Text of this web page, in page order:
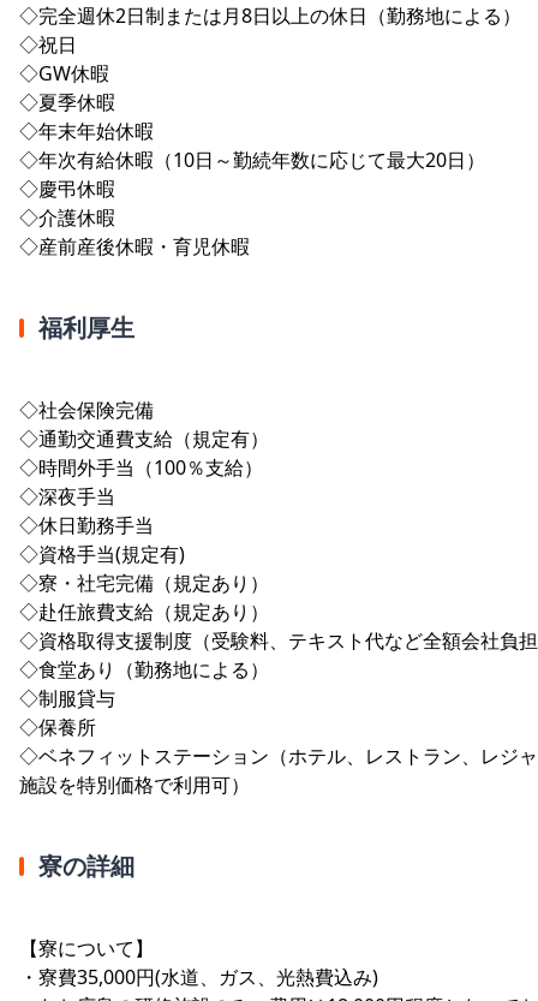
◇完全週休2日制または月8日以上の休日（勤務地による）
◇祝日
◇GW休暇
◇夏季休暇
◇年末年始休暇
◇年次有給休暇（10日～勤続年数に応じて最大20日）
◇慶弔休暇
◇介護休暇
◇産前産後休暇・育児休暇
福利厚生
◇社会保険完備
◇通勤交通費支給（規定有）
◇時間外手当（100％支給）
◇深夜手当
◇休日勤務手当
◇資格手当(規定有)
◇寮・社宅完備（規定あり）
◇赴任旅費支給（規定あり）
◇資格取得支援制度（受験料、テキスト代など全額会社負
◇食堂あり（勤務地による）
◇制服貸与
◇保養所
◇ベネフィットステーション（ホテル、レストラン、レジ
施設を特別価格で利用可）
寮の詳細
【寮について】
・寮費35,000円(水道、ガス、光熱費込み)